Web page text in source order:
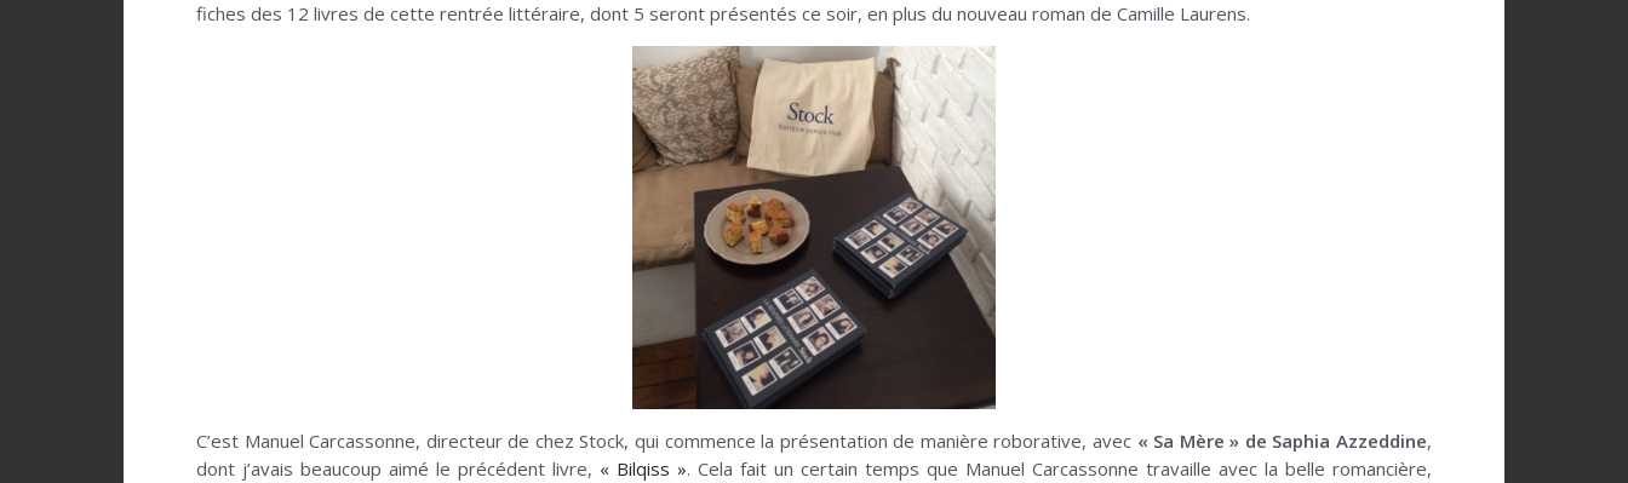
fiches des 12 livres de cette rentrée littéraire, dont 5 seront présentés ce soir, en plus du nouveau roman de Camille Laurens.
C’est Manuel Carcassonne, directeur de chez Stock, qui commence la présentation de manière roborative, avec « Sa Mère » de Saphia Azzeddine,
dont j’avais beaucoup aimé le précédent livre, « Bilqiss ». Cela fait un certain temps que Manuel Carcassonne travaille avec la belle romancière,